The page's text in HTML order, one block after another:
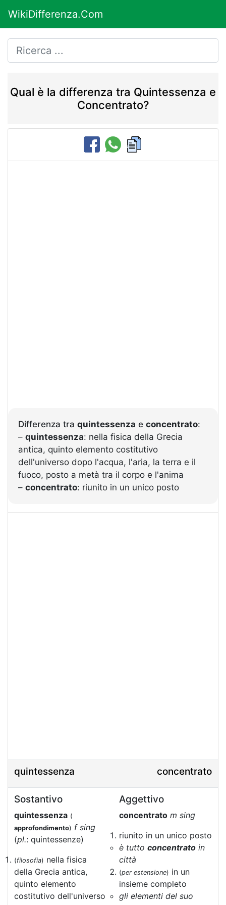
WikiDifferenza.Com
Qual è la differenza tra Quintessenza e
Concentrato?
Differenza tra quintessenza e concentrato:
– quintessenza: nella fisica della Grecia
antica, quinto elemento costitutivo
dell'universo dopo l'acqua, l'aria, la terra e il
fuoco, posto a metà tra il corpo e l'anima
– concentrato: riunito in un unico posto
quintessenza concentrato
Sostantivo
quintessenza (
approfondimento) f sing
(pl.: quintessenze)
(filosofia) nella fisica
della Grecia antica,
quinto elemento
costitutivo dell'universo
Aggettivo
concentrato m sing
riunito in un unico posto
è tutto concentrato in
città
(per estensione) in un
insieme completo
gli elementi del suo